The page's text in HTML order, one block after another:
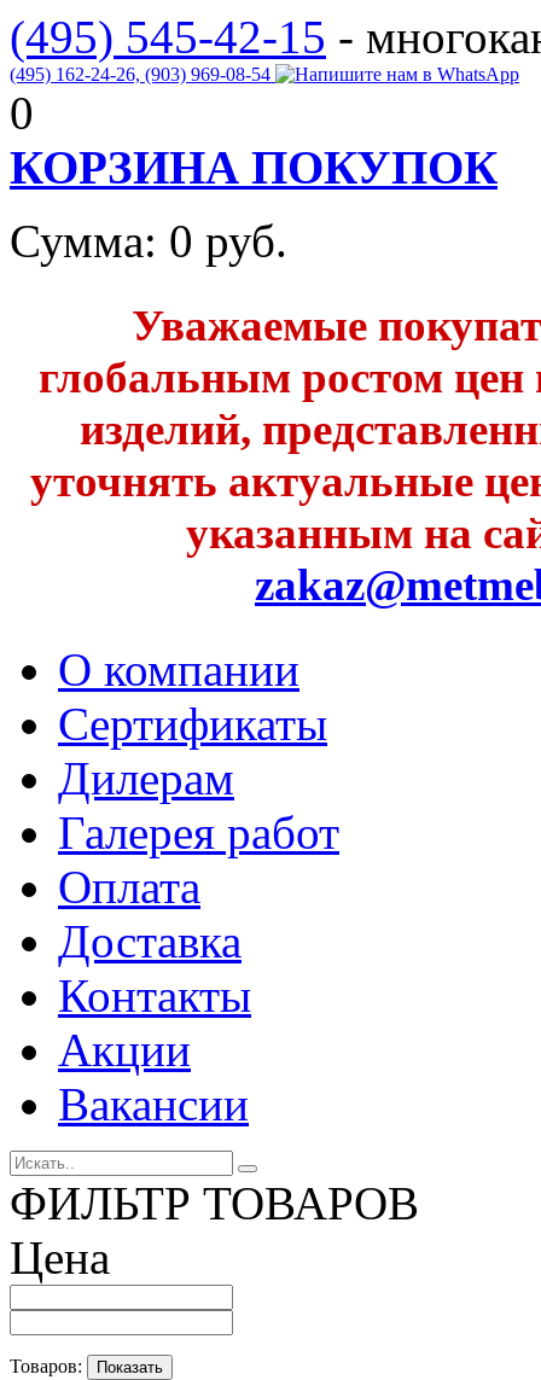
(495) 545-42-15 -
(495) 162-24-26, (903) 969-08-54
0
КОРЗИНА ПОКУПОК
Сумма: 0 руб.
Уважаемые
глобальным ростом
изделий,
уточнять актуальные
указанным на
О компании
Сертификаты
Дилерам
Галерея работ
Оплата
Доставка
Контакты
Акции
Вакансии
ФИЛЬТР ТОВАРОВ
Цена
Товаров: Показать